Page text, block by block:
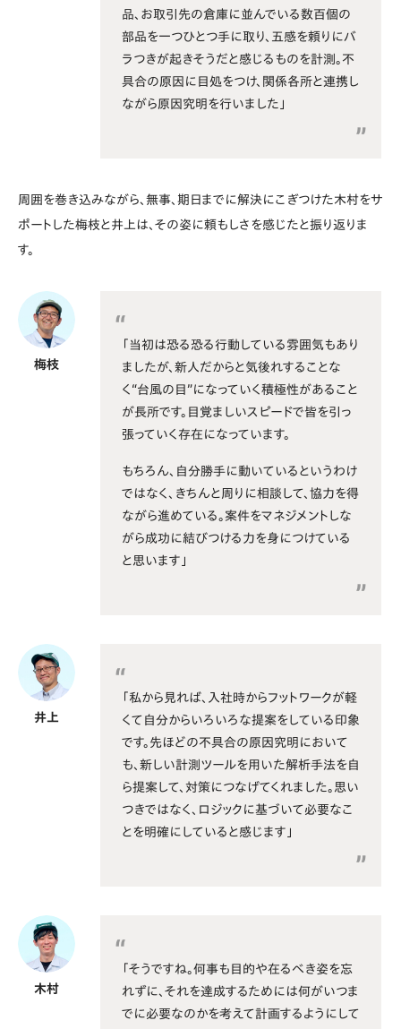
品、お取引先の倉庫に並んでいる数百個の
部品を一つひとつ手に取り、五感を頼りにバ
ラつきが起きそうだと感じるものを計測。不
具合の原因に目処をつけ、関係各所と連携し
ながら原因究明を行いました」
周囲を巻き込みながら、無事、期日までに解決にこぎつけた木村をサ
ポートした梅枝と井上は、その姿に頼もしさを感じたと振り返りま
す。
梅枝
「当初は恐る恐る行動している雰囲気もあり
ましたが、新人だからと気後れすることな
く“台風の目”になっていく積極性があること
が長所です。目覚ましいスピードで皆を引っ
張っていく存在になっています。
もちろん、自分勝手に動いているというわけ
ではなく、きちんと周りに相談して、協力を得
ながら進めている。案件をマネジメントしな
がら成功に結びつける力を身につけている
と思います」
井上
「私から見れば、入社時からフットワークが軽
くて自分からいろいろな提案をしている印象
です。先ほどの不具合の原因究明において
も、新しい計測ツールを用いた解析手法を自
ら提案して、対策につなげてくれました。思い
つきではなく、ロジックに基づいて必要なこ
とを明確にしていると感じます」
木村
「そうですね。何事も目的や在るべき姿を忘
れずに、それを達成するためには何がいつま
でに必要なのかを考えて計画するようにして